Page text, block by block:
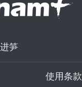
笋
使用条款